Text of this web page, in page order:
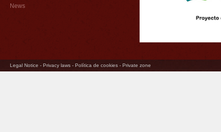
News
Legal Notice - Privacy laws - Política de cookies - Private zone